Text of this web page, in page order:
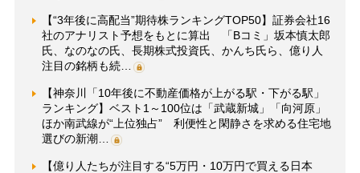
【“3年後に高配当”期待株ランキングTOP50】証券会社16
社のアナリスト予想をもとに算出 「Bコミ」坂本慎太郎
氏、なのなの氏、長期株式投資氏、かんち氏ら、億り人
注目の銘柄も続…
【神奈川「10年後に不動産価格が上がる駅・下がる駅」
ランキング】ベスト1～100位は「武蔵新城」「向河原」
ほか南武線が“上位独占” 利便性と閑静さを求める住宅地
選びの新潮…
【億り人たちが注目する“5万円・10万円で買える日本